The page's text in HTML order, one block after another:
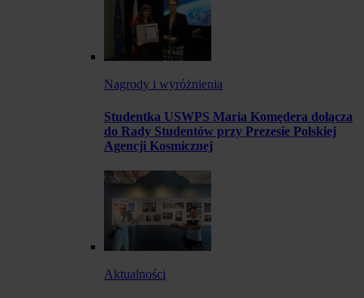
Nagrody i wyróżnienia
Studentka USWPS Maria Komędera dołącza
do Rady Studentów przy Prezesie Polskiej
Agencji Kosmicznej
Aktualności